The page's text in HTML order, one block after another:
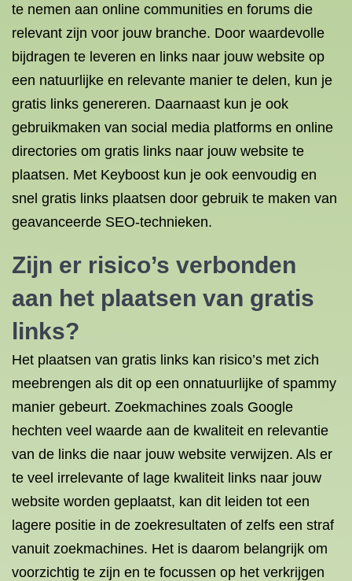
te nemen aan online communities en forums die
relevant zijn voor jouw branche. Door waardevolle
bijdragen te leveren en links naar jouw website op
een natuurlijke en relevante manier te delen, kun je
gratis links genereren. Daarnaast kun je ook
gebruikmaken van social media platforms en online
directories om gratis links naar jouw website te
plaatsen. Met Keyboost kun je ook eenvoudig en
snel gratis links plaatsen door gebruik te maken van
geavanceerde SEO-technieken.
Zijn er risico’s verbonden
aan het plaatsen van gratis
links?
Het plaatsen van gratis links kan risico’s met zich
meebrengen als dit op een onnatuurlijke of spammy
manier gebeurt. Zoekmachines zoals Google
hechten veel waarde aan de kwaliteit en relevantie
van de links die naar jouw website verwijzen. Als er
te veel irrelevante of lage kwaliteit links naar jouw
website worden geplaatst, kan dit leiden tot een
lagere positie in de zoekresultaten of zelfs een straf
vanuit zoekmachines. Het is daarom belangrijk om
voorzichtig te zijn en te focussen op het verkrijgen